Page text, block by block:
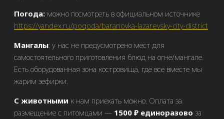
Погода: можно посмотреть в официальном источнике
https://yandex.ru/pogoda/baranovka-lazarevsky-city-district
Мангалы: у нас не предусмотрено мест для
самостоятельного приготовления блюд на огне/мангале.
Есть оборудованная зона костровища, где все вместе мы
жарим зефирки.
С животными к нам приехать можно. Оплата за
размещение с питомцами — 1500 ₽ единоразово за